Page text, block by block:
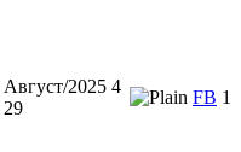
Август/2025 4
29
FB 1